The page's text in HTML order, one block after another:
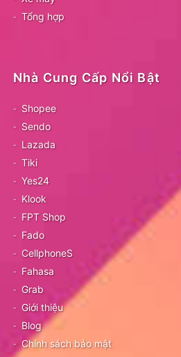
Tổng hợp
Nhà Cung Cấp Nổi Bật
Shopee
Sendo
Lazada
Tiki
Yes24
Klook
FPT Shop
Fado
CellphoneS
Fahasa
Grab
Giới thiệu
Blog
Chính sách bảo mật